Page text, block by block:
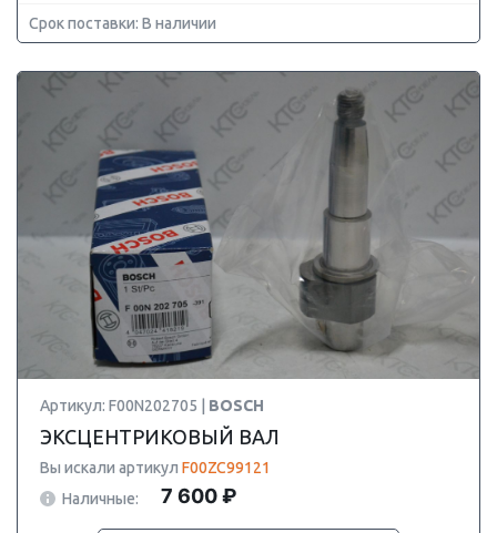
Срок поставки: В наличии
Артикул: F00N202705 | BOSCH
ЭКСЦЕНТРИКОВЫЙ ВАЛ
Вы искали артикул F00ZC99121
Наличные:
7 600 ₽